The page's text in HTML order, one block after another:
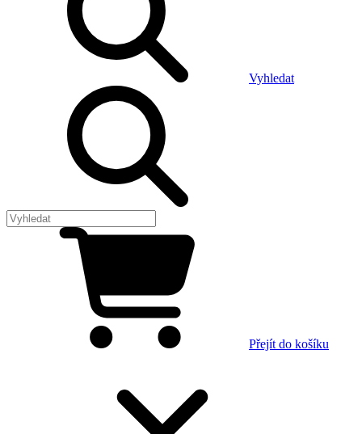
Vyhledat
Přejít do košíku